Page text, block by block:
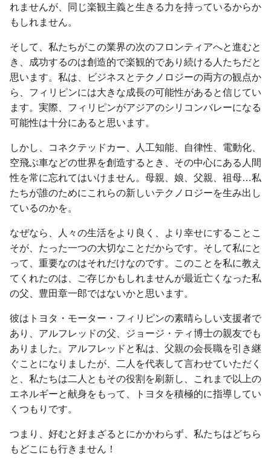
れませんが、同じ楽観主義と生きる力を持っているからか
もしれません。
そして、私たちがこの業界の次のフロンティアへと進むと
き、成功するのは創造的で楽観的であり続ける人たちだと
思います。私は、ビジネスとテクノロジーの両方の観点か
ら、フィリピンには大きな成長の可能性があると信じてい
ます。実際、フィリピンがアジアのシリコンバレーになる
可能性は十分にあると思います。
しかし、コネクテッドカー、人工知能、自律性、電動化、
空飛ぶ車などの世界を創造するとき、その中心にある人間
性を常に忘れてはいけません。母親、娘、父親、祖母…私
たちが誰のためにこれらの新しいテクノロジーを生み出し
ているのかを。
なぜなら、人々の生活をより良く、より幸せにすることこ
そが、たった一つの大切なことだからです。そして私にと
って、重要なのはそれだけなのです。このことを私に教え
てくれたのは、ご存じかもしれませんが最近亡くなった私
の父、豊田章一郎ではないかと思います。
彼はトヨタ・モーター・フィリピンの素晴らしい支援者で
あり、アルフレッドの父、ジョージ・ティ博士の親友でも
ありました。アルフレッドと私は、父親の会長職を引き継
ぐことになりましたが、二人を代表して言わせていただく
と、私たちは二人ともその役割を刷新し、これまで以上の
エネルギーと献身をもって、トヨタを積極的に指導してい
くつもりです。
つまり、好むと好まざるとにかかわらず、私たちはどちら
もどこにも行きません！